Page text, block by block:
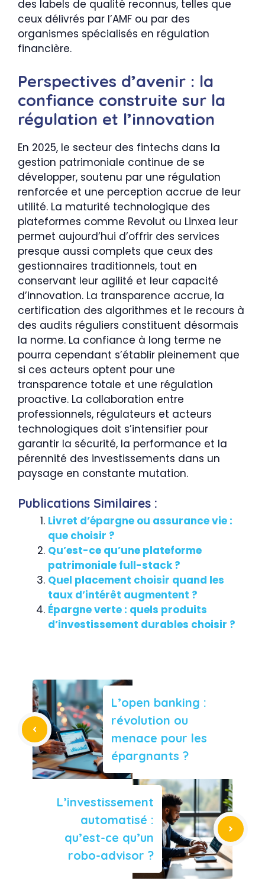
des labels de qualité reconnus, telles que
ceux délivrés par l’AMF ou par des
organismes spécialisés en régulation
financière.
Perspectives d’avenir : la
confiance construite sur la
régulation et l’innovation
En 2025, le secteur des fintechs dans la
gestion patrimoniale continue de se
développer, soutenu par une régulation
renforcée et une perception accrue de leur
utilité. La maturité technologique des
plateformes comme Revolut ou Linxea leur
permet aujourd’hui d’offrir des services
presque aussi complets que ceux des
gestionnaires traditionnels, tout en
conservant leur agilité et leur capacité
d’innovation. La transparence accrue, la
certification des algorithmes et le recours à
des audits réguliers constituent désormais
la norme. La confiance à long terme ne
pourra cependant s’établir pleinement que
si ces acteurs optent pour une
transparence totale et une régulation
proactive. La collaboration entre
professionnels, régulateurs et acteurs
technologiques doit s’intensifier pour
garantir la sécurité, la performance et la
pérennité des investissements dans un
paysage en constante mutation.
Publications Similaires :
Livret d’épargne ou assurance vie :
que choisir ?
Qu’est-ce qu’une plateforme
patrimoniale full-stack ?
Quel placement choisir quand les
taux d’intérêt augmentent ?
Épargne verte : quels produits
d’investissement durables choisir ?
L’open banking :
révolution ou
menace pour les
épargnants ?
L’investissement
automatisé :
qu’est-ce qu’un
robo-advisor ?